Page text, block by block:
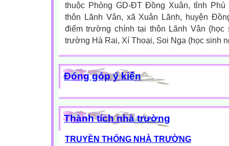
thuộc Phòng GD-ĐT Đồng Xuân, tỉnh
thôn Lãnh Vân, xã Xuân Lãnh, huyện
điểm trường chính tại thôn Lãnh Vân
trường Hà Rai, Xí Thoại, Soi Nga (học sinh
Đóng góp ý kiến
Thành tích nhà trường
TRUYỀN THỐNG NHÀ TRƯỜNG